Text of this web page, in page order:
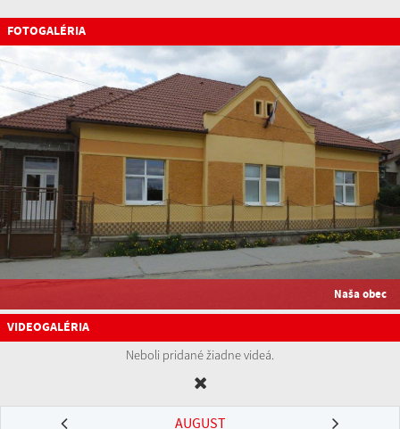
FOTOGALÉRIA
Naša obec
VIDEOGALÉRIA
Neboli pridané žiadne videá.
AUGUST